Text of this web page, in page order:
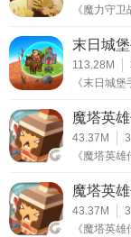
《魔力守
末日城
113.28M
《末日城
魔塔英
43.37M
《魔塔英
魔塔英
43.37M
《魔塔英